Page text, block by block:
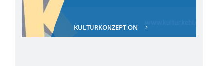
KULTURKONZEPTION